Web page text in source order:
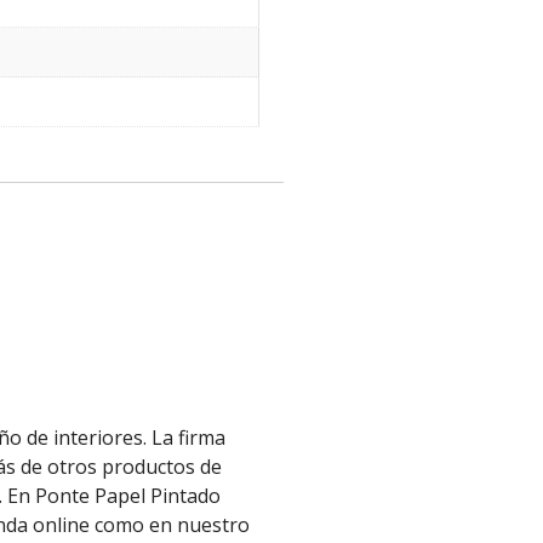
de interiores. La firma
de otros productos de
. En Ponte Papel Pintado
online como en nuestro